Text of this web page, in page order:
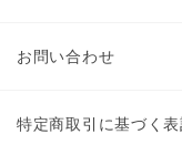
お問い合わせ
特定商取引に基づく表